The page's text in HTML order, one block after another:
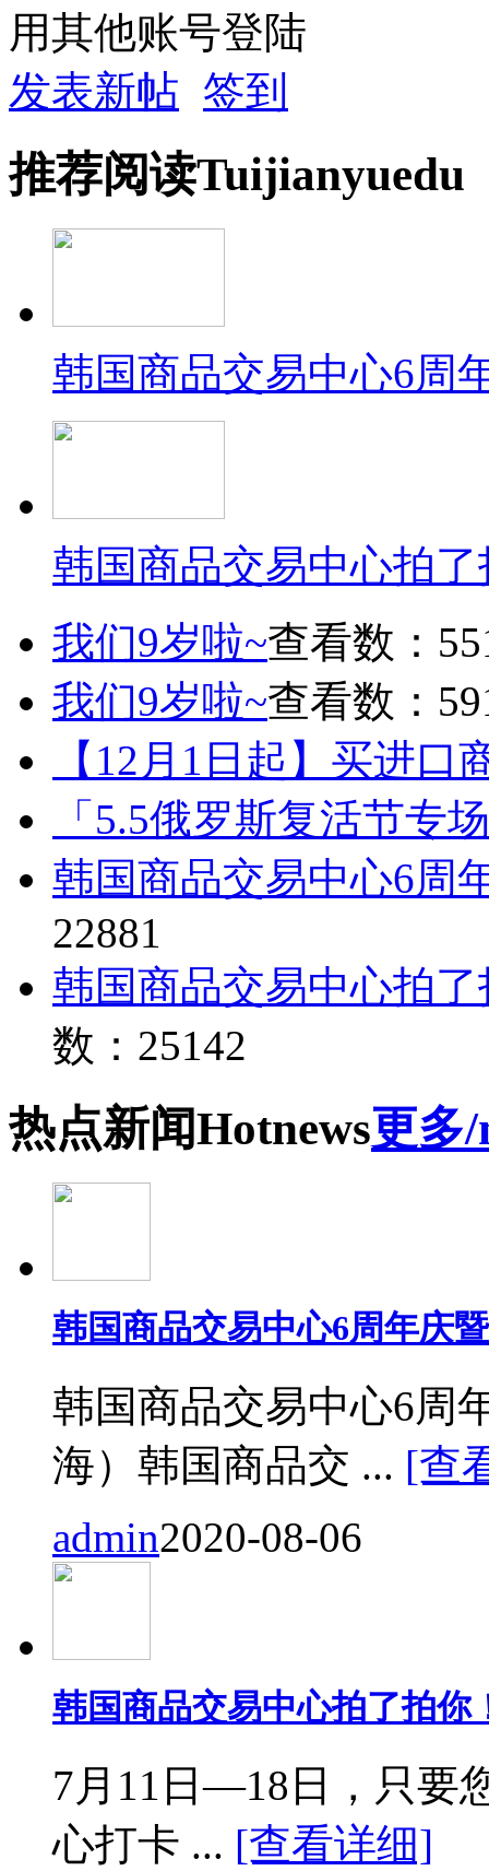
用其他账号登陆
发表新帖 签到
推荐阅读Tuijianyuedu
韩国商品交易中心6周
韩国商品交易中心拍
我们9岁啦~查看数：
我们9岁啦~查看数：
【12月1日起】买进口
「5.5俄罗斯复活节专
韩国商品交易中心6周
22881
韩国商品交易中心拍
数：25142
热点新闻Hotnews更多
韩国商品交易中心6周年庆
韩国商品交易中心6周
海）韩国商品交 ... [查
admin2020-08-06
韩国商品交易中心拍了拍你
7月11日—18日，只要
心打卡 ... [查看详细]